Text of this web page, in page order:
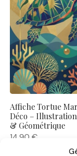
Affiche Tortue
Déco –
& Géométrique
14,90 €